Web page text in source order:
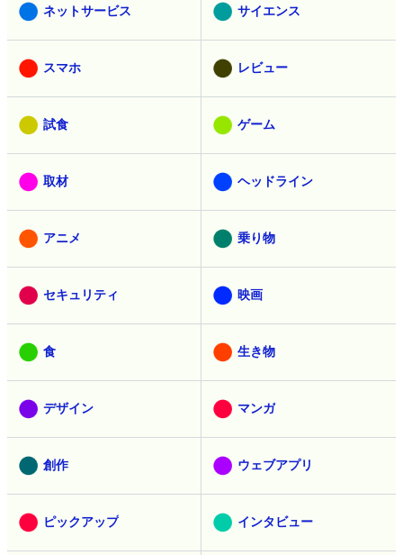
ネットサービス サイエンス
スマホ レビュー
試食 ゲーム
取材 ヘッドライン
アニメ 乗り物
セキュリティ 映画
食 生き物
デザイン マンガ
創作 ウェブアプリ
ピックアップ インタビュー